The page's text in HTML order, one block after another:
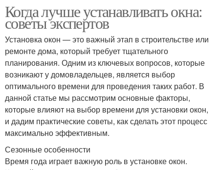
Когда лучше устанавливать окна:
советы экспертов
Установка окон — это важный этап в строительстве или
ремонте дома, который требует тщательного
планирования. Одним из ключевых вопросов, которые
возникают у домовладельцев, является выбор
оптимального времени для проведения таких работ. В
данной статье мы рассмотрим основные факторы,
которые влияют на выбор времени для установки окон,
и дадим практические советы, как сделать этот процесс
максимально эффективным.
Сезонные особенности
Время года играет важную роль в установке окон.